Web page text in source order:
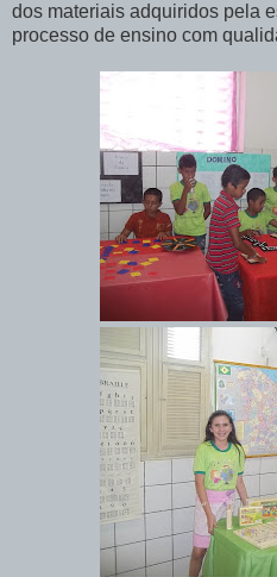
dos materiais adquiridos pela
processo de ensino com